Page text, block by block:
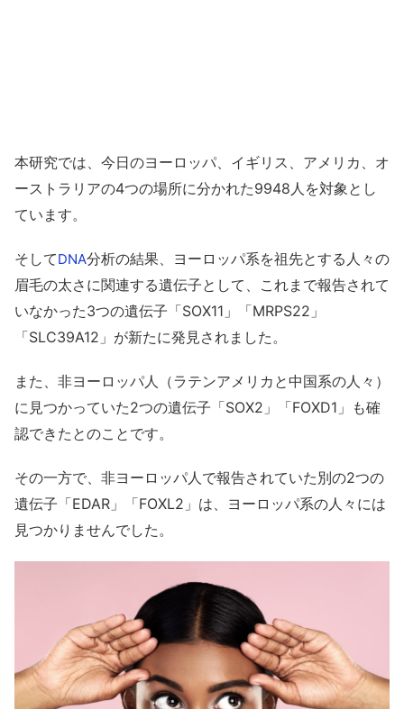
本研究では、今日のヨーロッパ、イギリス、アメリカ、オ
ーストラリアの4つの場所に分かれた9948人を対象とし
ています。
そしてDNA分析の結果、ヨーロッパ系を祖先とする人々の
眉毛の太さに関連する遺伝子として、これまで報告されて
いなかった3つの遺伝子「SOX11」「MRPS22」
「SLC39A12」が新たに発見されました。
また、非ヨーロッパ人（ラテンアメリカと中国系の人々）
に見つかっていた2つの遺伝子「SOX2」「FOXD1」も確
認できたとのことです。
その一方で、非ヨーロッパ人で報告されていた別の2つの
遺伝子「EDAR」「FOXL2」は、ヨーロッパ系の人々には
見つかりませんでした。